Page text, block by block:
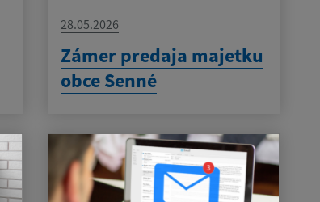
28.05.2026
Zámer predaja majetku
obce Senné